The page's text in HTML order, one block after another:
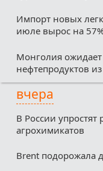
Импорт новых
июле вырос на
Монголия
нефтепродуктов
вчера
В России
агрохимикатов
Brent подорожала